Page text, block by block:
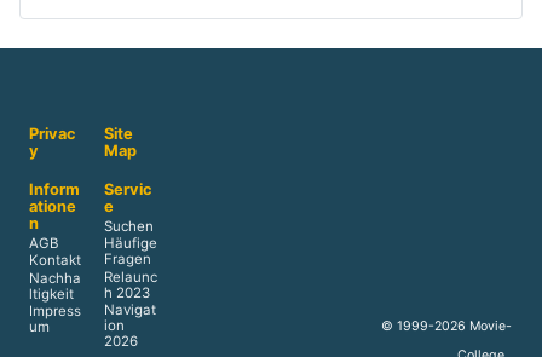
Privac
y
Site
Map
Inform
atione
n
AGB
Kontakt
Nachha
ltigkeit
Impress
um
Servic
e
Suchen
Häufige
Fragen
Relaunc
h 2023
Navigat
ion
2026
© 1999-2026 Movie-